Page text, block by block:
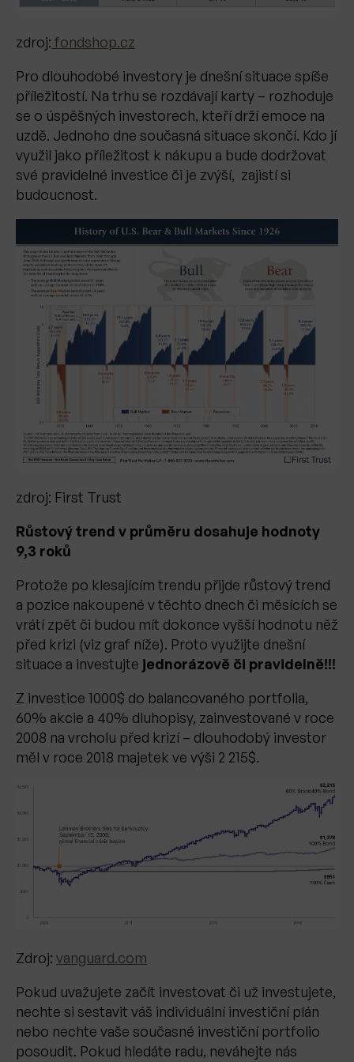
zdroj: fondshop.cz
Pro dlouhodobé investory je dnešní situace spíše
příležitostí. Na trhu se rozdávají karty – rozhoduje
se o úspěšných investorech, kteří drží emoce na
uzdě. Jednoho dne současná situace skončí. Kdo jí
využil jako příležitost k nákupu a bude dodržovat
své pravidelné investice či je zvýší, zajistí si
budoucnost.
zdroj: First Trust
Růstový trend v průměru dosahuje hodnoty
9,3 roků
Protože po klesajícím trendu přijde růstový trend
a pozice nakoupené v těchto dnech či měsících se
vrátí zpět či budou mít dokonce vyšší hodnotu něž
před krizi (viz graf níže). Proto využijte dnešní
situace a investujte jednorázově či pravidelně!!!
Z investice 1000$ do balancovaného portfolia,
60% akcie a 40% dluhopisy, zainvestované v roce
2008 na vrcholu před krizí – dlouhodobý investor
měl v roce 2018 majetek ve výši 2 215$.
Zdroj: vanguard.com
Pokud uvažujete začít investovat či už investujete,
nechte si sestavit váš individuální investiční plán
nebo nechte vaše současné investiční portfolio
posoudit. Pokud hledáte radu, neváhejte nás